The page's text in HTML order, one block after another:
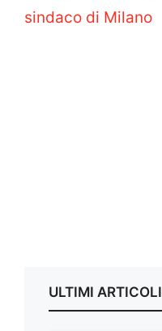
sindaco di Milano
ULTIMI ARTICOLI